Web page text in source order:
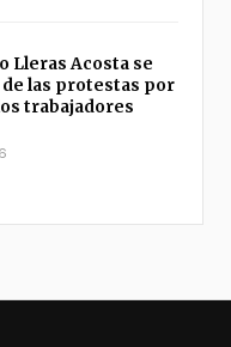
Lleras Acosta se
las protestas por
trabajadores